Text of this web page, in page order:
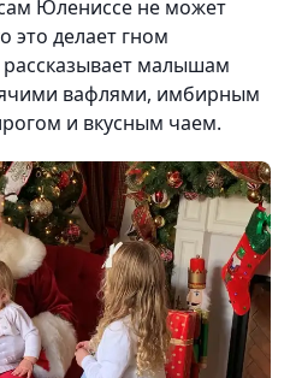
Юлениссе не может
это делает гном
малышам
вафлями, имбирным
и вкусным чаем.